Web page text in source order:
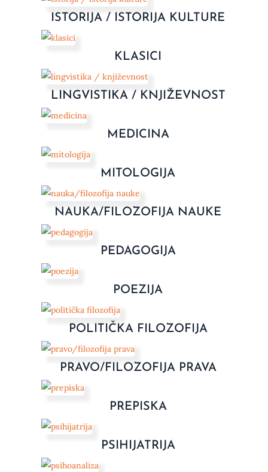
ISTORIJA / ISTORIJA KULTURE
KLASICI
LINGVISTIKA / KNJIŽEVNOST
MEDICINA
MITOLOGIJA
NAUKA/FILOZOFIJA NAUKE
PEDAGOGIJA
POEZIJA
POLITIČKA FILOZOFIJA
PRAVO/FILOZOFIJA PRAVA
PREPISKA
PSIHIJATRIJA